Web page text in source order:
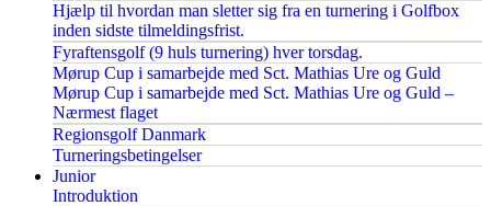
Hjælp til hvordan man sletter sig fra en turnering i Golfbox
inden sidste tilmeldingsfrist.
Fyraftensgolf (9 huls turnering) hver torsdag.
Mørup Cup i samarbejde med Sct. Mathias Ure og Guld
Mørup Cup i samarbejde med Sct. Mathias Ure og Guld –
Nærmest flaget
Regionsgolf Danmark
Turneringsbetingelser
Junior
Introduktion